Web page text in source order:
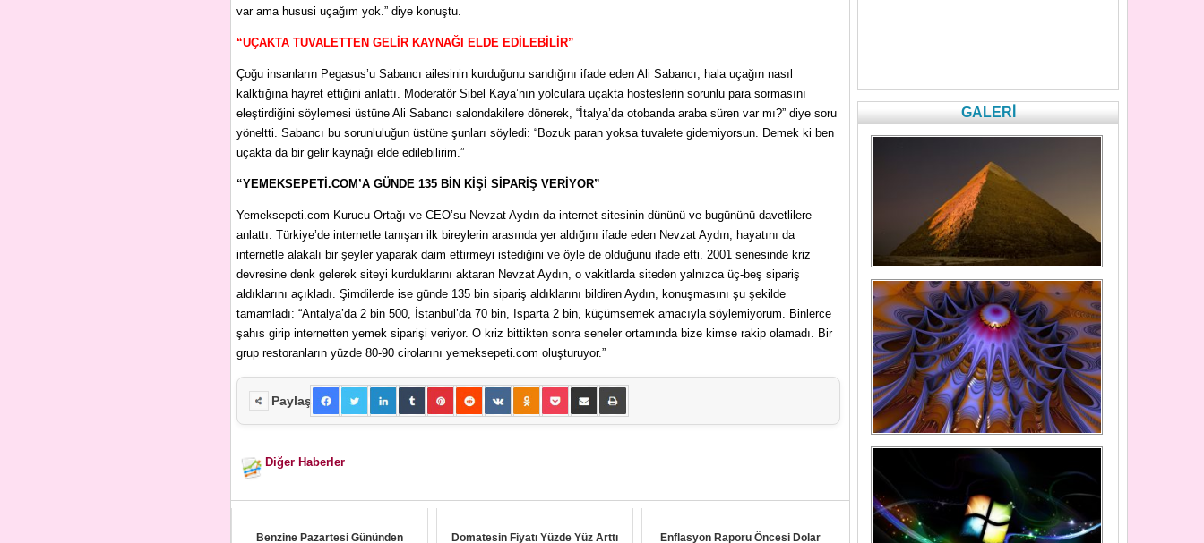
var ama hususi uçağım yok.” diye konuştu.
“UÇAKTA TUVALETTEN GELİR KAYNAĞI ELDE EDİLEBİLİR”
Çoğu insanların Pegasus’u Sabancı ailesinin kurduğunu sandığını ifade eden Ali Sabancı, hala uçağın nasıl
kalktığına hayret ettiğini anlattı. Moderatör Sibel Kaya’nın yolculara uçakta hosteslerin sorunlu para sormasını
eleştirdiğini söylemesi üstüne Ali Sabancı salondakilere dönerek, “İtalya’da otobanda araba süren var mı?” diye soru
yöneltti. Sabancı bu sorunluluğun üstüne şunları söyledi: “Bozuk paran yoksa tuvalete gidemiyorsun. Demek ki ben
uçakta da bir gelir kaynağı elde edilebilirim.”
“YEMEKSEPETİ.COM’A GÜNDE 135 BİN KİŞİ SİPARİŞ VERİYOR”
Yemeksepeti.com Kurucu Ortağı ve CEO’su Nevzat Aydın da internet sitesinin dününü ve bugününü davetlilere
anlattı. Türkiye’de internetle tanışan ilk bireylerin arasında yer aldığını ifade eden Nevzat Aydın, hayatını da
internetle alakalı bir şeyler yaparak daim ettirmeyi istediğini ve öyle de olduğunu ifade etti. 2001 senesinde kriz
devresine denk gelerek siteyi kurduklarını aktaran Nevzat Aydın, o vakitlarda siteden yalnızca üç-beş sipariş
aldıklarını açıkladı. Şimdilerde ise günde 135 bin sipariş aldıklarını bildiren Aydın, konuşmasını şu şekilde
tamamladı: “Antalya’da 2 bin 500, İstanbul’da 70 bin, Isparta 2 bin, küçümsemek amacıyla söylemiyorum. Binlerce
şahıs girip internetten yemek siparişi veriyor. O kriz bittikten sonra seneler ortamında bize kimse rakip olamadı. Bir
grup restoranların yüzde 80-90 cirolarını yemeksepeti.com oluşturuyor.”
Paylaş
Diğer Haberler
Benzine Pazartesi Gününden
Domatesin Fiyatı Yüzde Yüz Arttı
Enflasyon Raporu Öncesi Dolar
GALERİ